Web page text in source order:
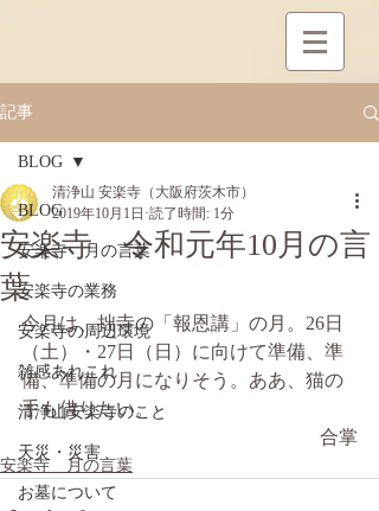
記事
BLOG
安楽寺 月の言葉
安楽寺の業務
安楽寺の周辺環境
雑感あれこれ
清浄山安楽寺のこと
天災・災害
お墓について
BLOG
安楽寺 令和元年10月の言
葉
清浄山 安楽寺（大阪府茨木市）
2019年10月1日 読了時間: 1分
今月は、拙寺の「報恩講」の月。26日
（土）・27日（日）に向けて準備、準
備、準備の月になりそう。ああ、猫の
手も借りたい。
合掌
安楽寺 月の言葉